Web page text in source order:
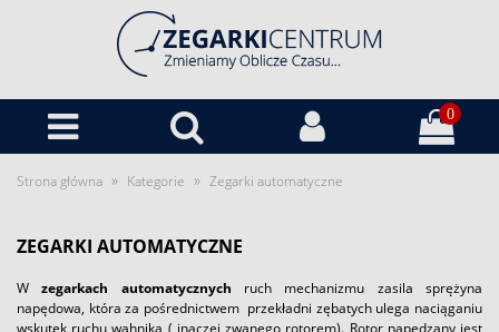
0
Strona główna » Kategorie » Zegarki automatyczne
ZEGARKI AUTOMATYCZNE
Wzegarkach automatycznych ruch mechanizmu zasila sprężyna
napędowa, która za pośrednictwem przekładni zębatych ulega naciąganiu